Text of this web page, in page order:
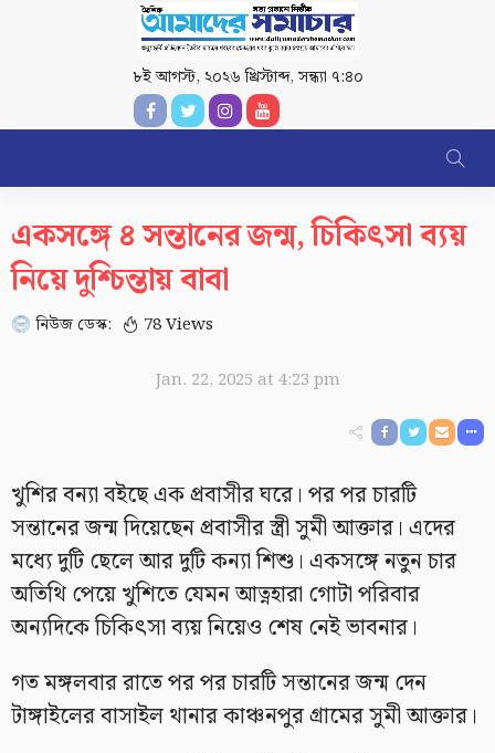
৮ই আগস্ট, ২০২৬ খ্রিস্টাব্দ,সন্ধ্যা ৭:৪০
একসঙ্গে ৪ সন্তানের জন্ম, চিকিৎসা ব্যয়
নিয়ে দুশ্চিন্তায় বাবা
নিউজ ডেস্ক: 78 Views
Jan. 22, 2025 at 4:23 pm
খুশির বন্যা বইছে এক প্রবাসীর ঘরে। পর পর চারটি
সন্তানের জন্ম দিয়েছেন প্রবাসীর স্ত্রী সুমী আক্তার। এদের
মধ্যে দুটি ছেলে আর দুটি কন্যা শিশু। একসঙ্গে নতুন চার
অতিথি পেয়ে খুশিতে যেমন আত্নহারা গোটা পরিবার
অন্যদিকে চিকিৎসা ব্যয় নিয়েও শেষ নেই ভাবনার।
গত মঙ্গলবার রাতে পর পর চারটি সন্তানের জন্ম দেন
টাঙ্গাইলের বাসাইল থানার কাঞ্চনপুর গ্রামের সুমী আক্তার।